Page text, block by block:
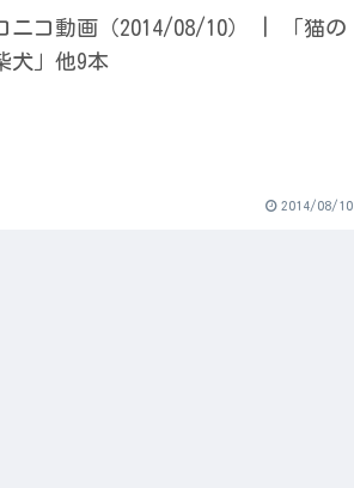
ニコ動画（2014/08/10） | 「猫の
犬」他9本
2014/08/10